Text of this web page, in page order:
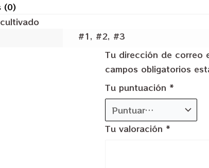
(0)
#1, #2, #3
Tu dirección de correo
campos obligatorios
Tu puntuación *
Tu valoración *